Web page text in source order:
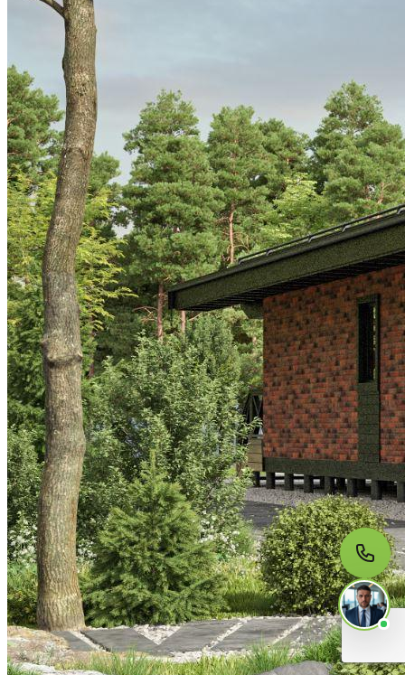
МЫ НА СВЯЗИ
Пишите нам
Онлайн · ответим за 5 минут
в рабочее время
Telegram
WhatsApp
MAX